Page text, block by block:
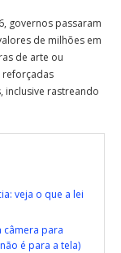
governos passaram
de milhões em
de arte ou
reforçadas
rastreando
veja o que a lei
câmera para
é para a tela)